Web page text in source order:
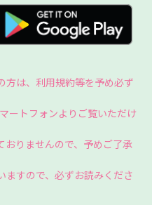
は、利用規約等を予め必ず
ートフォンよりご覧いただけ
りませんので、予めご了承
ますので、必ずお読みくださ